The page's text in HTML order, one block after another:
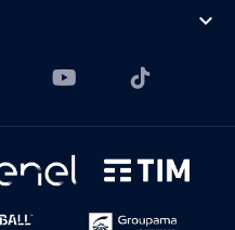
expand_more